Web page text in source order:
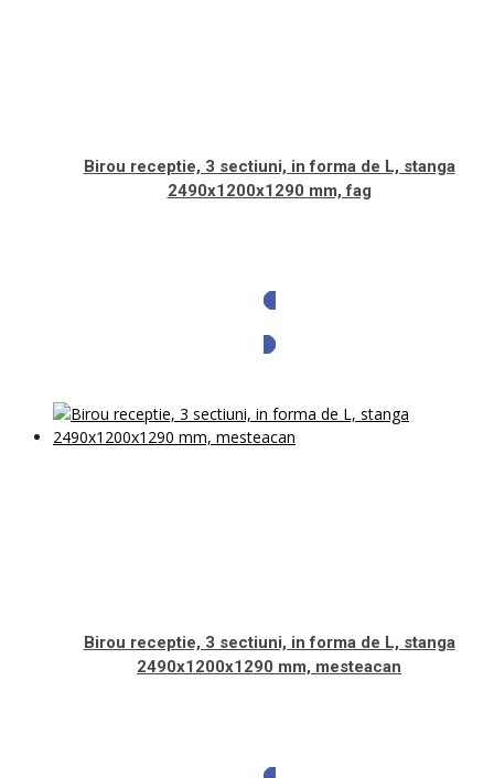
Birou receptie, 3 sectiuni, in forma de L, stanga
2490x1200x1290 mm, fag
Birou receptie, 3 sectiuni, in forma de L, stanga
2490x1200x1290 mm, mesteacan